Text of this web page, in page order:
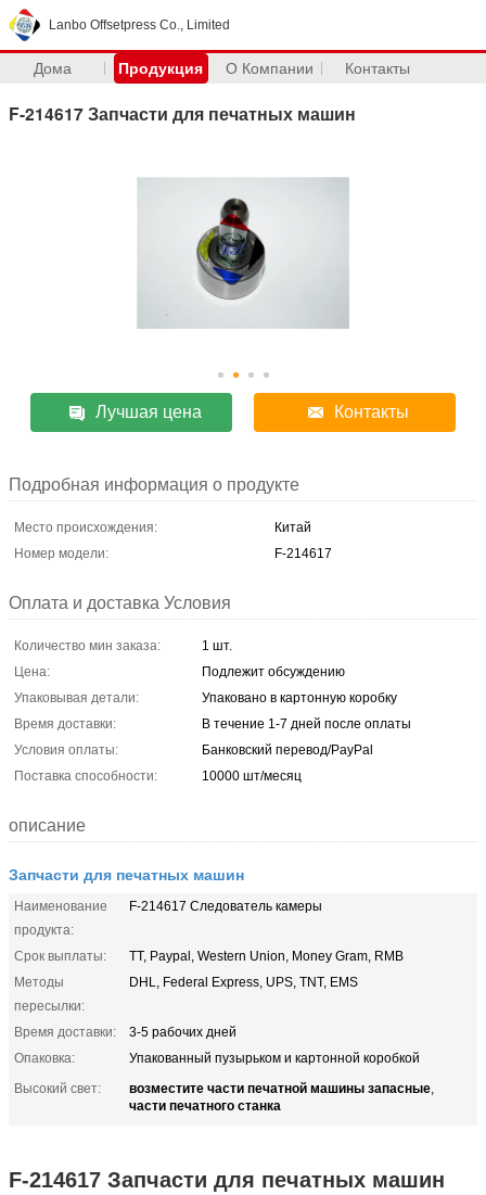
Lanbo Offsetpress Co., Limited
Дома Продукция О Компании Контакты
F-214617 Запчасти для печатных машин
Лучшая цена Контакты
Подробная информация о продукте
Место происхождения:
Китай
Номер модели:
F-214617
Оплата и доставка Условия
Количество мин заказа:
1 шт.
Цена:
Подлежит обсуждению
Упаковывая детали:
Упаковано в картонную коробку
Время доставки:
В течение 1-7 дней после оплаты
Условия оплаты:
Банковский перевод/PayPal
Поставка способности:
10000 шт/месяц
описание
Запчасти для печатных машин
Наименование
продукта:
F-214617 Следователь камеры
Срок выплаты:
TT, Paypal, Western Union, Money Gram, RMB
Методы
пересылки:
DHL, Federal Express, UPS, TNT, EMS
Время доставки:
3-5 рабочих дней
Опаковка:
Упакованный пузырьком и картонной коробкой
Высокий свет:
возместите части печатной машины запасные,
части печатного станка
F-214617 Запчасти для печатных машин